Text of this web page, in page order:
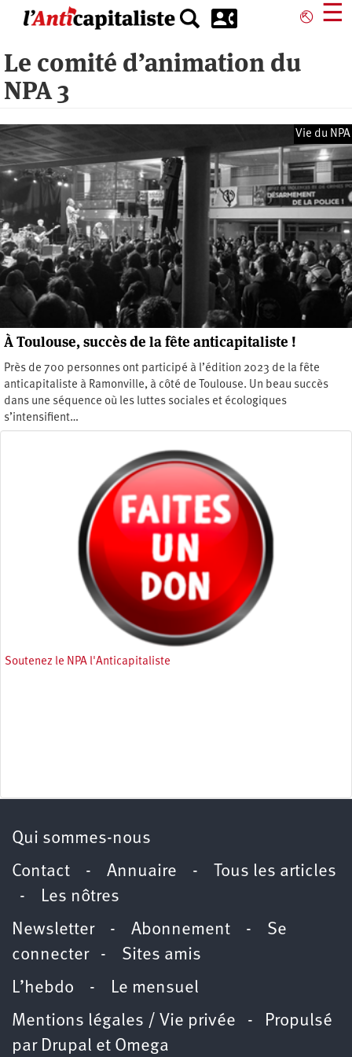
principal
⎋ ☰
Le comité d’animation du
NPA 3
Vie du NPA
À Toulouse, succès de la fête anticapitaliste !
Près de 700 personnes ont participé à l’édition 2023 de la fête
anticapitaliste à Ramonville, à côté de Toulouse. Un beau succès
dans une séquence où les luttes sociales et écologiques
s’intensifient…
Soutenez le NPA l'Anticapitaliste
Qui sommes-nous
Contact - Annuaire -
Tous les articles
- Les nôtres
Newsletter- Abonnement - Se
connecter- Sites amis
L’hebdo - Le mensuel
Mentions légales / Vie privée - Propulsé
par Drupal et Omega